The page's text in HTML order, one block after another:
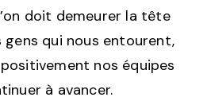
doit demeurer la tête
qui nous entourent,
nos équipes
à avancer.